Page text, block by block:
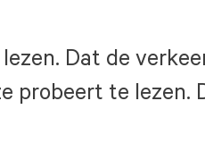
Dat de
probeert te lezen.